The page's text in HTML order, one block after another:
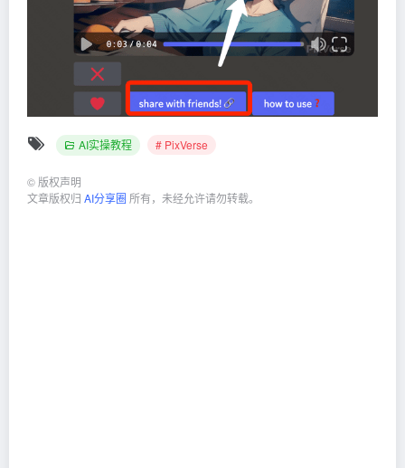
AI实操教程 # PixVerse
© 版权声明
文章版权归 AI分享圈 所有，未经允许请勿转载。